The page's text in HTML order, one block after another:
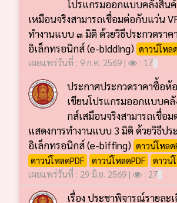
โปรแกรมออกแบบคลังสิน
เหมือนจริงสามารถเชื่อมต่อกับแว่น
ทำงานแบบ ๓ มิติ ด้วยวิธีประกวดราค
อิเล็กทรอนิกส์ (e-bidding) ดาวน์โหล
เผยแพร่วันที่ : 9 ก.ค. 2569 |
: 17
ประกาศประกวดราคาซื้อห้
เขียนโปรแกรมออกแบบคลั
กส์เสมือนจริงสามารถเชื่อ
แสดงการทำงานแบบ 3 มิติ ด้วยวิธีปร
อิเล็กทรอนิกส์ (e-biffing) ดาวน์โหลด
ดาวน์โหลดPDF
ดาวน์โหลดPDF
ดาวน์
เผยแพร่วันที่ : 29 มิ.ย. 2569 |
: 27
เรื่อง ประชาพิจารณ์รายละ